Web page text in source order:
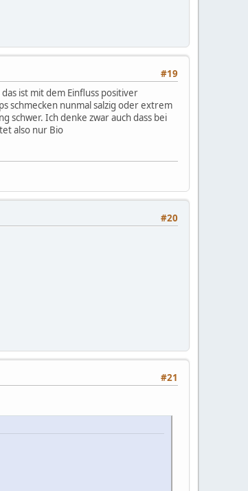
#19
ist mit dem Einfluss positiver
schmecken nunmal salzig oder extrem
schwer. Ich denke zwar auch dass bei
also nur Bio
#20
#21